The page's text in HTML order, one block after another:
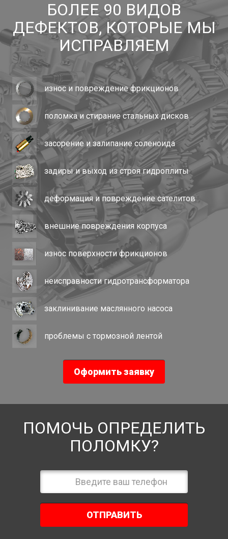
БОЛЕЕ 90 ВИДОВ
ДЕФЕКТОВ, КОТОРЫЕ МЫ
ИСПРАВЛЯЕМ
износ и повреждение фрикционов
поломка и стирание стальных дисков
засорение и залипание соленоида
задиры и выход из строя гидроплиты
деформация и повреждение сателитов
внешние повреждения корпуса
износ поверхности фрикционов
неисправности гидротрансформатора
заклинивание маслянного насоса
проблемы с тормозной лентой
Оформить заявку
ПОМОЧЬ ОПРЕДЕЛИТЬ
ПОЛОМКУ?
ОТПРАВИТЬ